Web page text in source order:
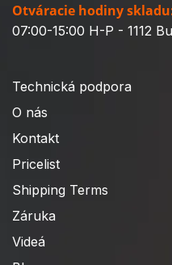
Otváracie hodiny
07:00-15:00 H-P - 1112
Technická podpora
O nás
Kontakt
Pricelist
Shipping Terms
Záruka
Videá